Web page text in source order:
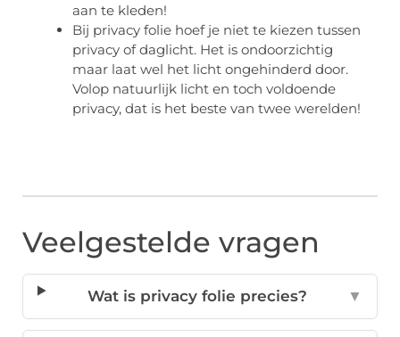
aan te kleden!
Bij privacy folie hoef je niet te kiezen tussen
privacy of daglicht. Het is ondoorzichtig
maar laat wel het licht ongehinderd door.
Volop natuurlijk licht en toch voldoende
privacy, dat is het beste van twee werelden!
Veelgestelde vragen
Wat is privacy folie precies? ▼